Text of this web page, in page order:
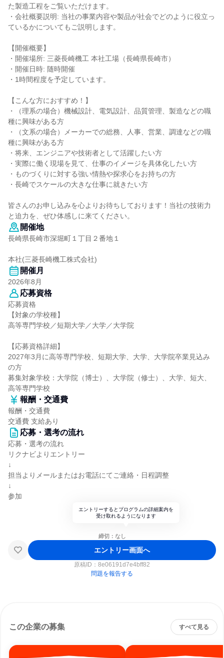
た製造工程をご覧いただけます。
・会社概要説明: 当社の事業内容や製品が社会でどのように役立っ
ているかについてもご説明します。
【開催概要】
・開催場所: 三菱長崎機工 本社工場（長崎県長崎市）
・開催日時: 随時開催
・1時間程度を予定しています。
【こんな方におすすめ！】
・（理系の場合）機械設計、電気設計、品質管理、製造などの職
種に興味がある方
・（文系の場合）メーカーでの総務、人事、営業、調達などの職
種に興味がある方
・将来、エンジニアや技術者として活躍したい方
・実際に働く現場を見て、仕事のイメージを具体化したい方
・ものづくりに対する強い情熱や探求心をお持ちの方
・長崎でスケールの大きな仕事に就きたい方
皆さんのお申し込みを心よりお待ちしております！当社の技術力
と迫力を、ぜひ体感しに来てください。
開催地
長崎県長崎市深堀町１丁目２番地１
本社(三菱長崎機工株式会社)
開催月
2026年8月
応募資格
応募資格
【対象の学校種】
高等専門学校／短期大学／大学／大学院
【応募資格詳細】
2027年3月に高等専門学校、短期大学、大学、大学院卒業見込み
の方
募集対象学校：大学院（博士）、大学院（修士）、大学、短大、
高等専門学校
報酬・交通費
報酬・交通費
交通費 支給あり
応募・選考の流れ
応募・選考の流れ
リクナビよりエントリー
↓
担当よりメールまたはお電話にてご連絡・日程調整
↓
参加
エントリーするとプログラムの詳細案内を
受け取れるようになります
締切：なし
エントリー画面へ
原稿ID： 8e06191d7e4bff82
問題を報告する
この企業の募集 すべて見る